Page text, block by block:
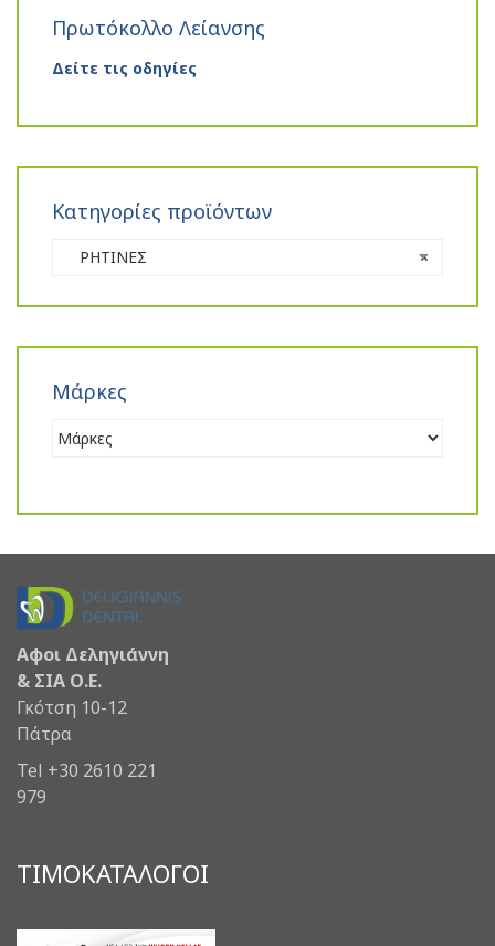
Πρωτόκολλο Λείανσης
Δείτε τις οδηγίες
Κατηγορίες προϊόντων
×
ΡΗΤΙΝΕΣ
Μάρκες
Αφοι Δεληγιάννη
& ΣΙΑ Ο.Ε.
Γκότση 10-12
Πάτρα
Tel +30 2610 221
979
ΤΙΜΟΚΑΤΑΛΟΓΟΙ